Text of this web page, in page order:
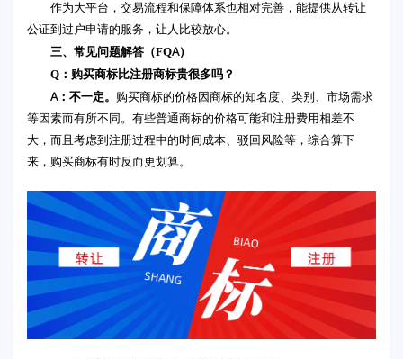
作为大平台，交易流程和保障体系也相对完善，能提供从转让
公证到过户申请的服务，让人比较放心。
三、常见问题解答（FQA）
Q：购买商标比注册商标贵很多吗？
A：不一定。 购买商标的价格因商标的知名度、类别、市场需求
等因素而有所不同。有些普通商标的价格可能和注册费用相差不
大，而且考虑到注册过程中的时间成本、驳回风险等，综合算下
来，购买商标有时反而更划算。